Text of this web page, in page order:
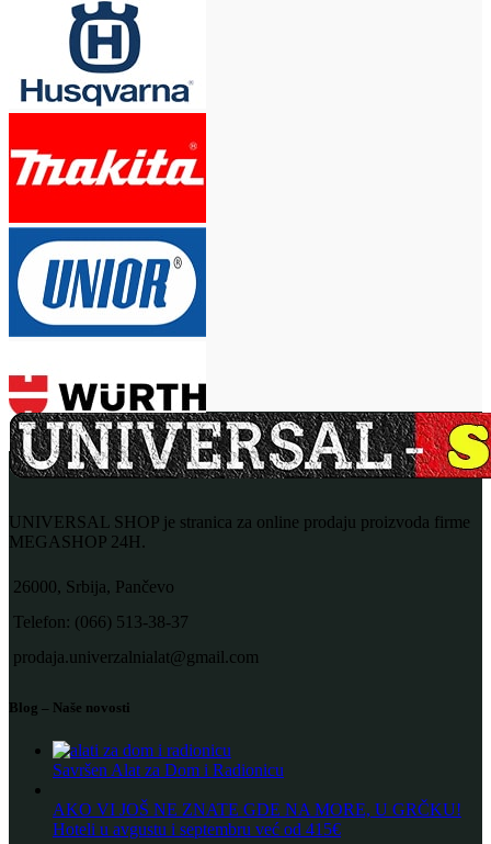
UNIVERSAL SHOP je stranica za online prodaju proizvoda firme
MEGASHOP 24H.
26000, Srbija, Pančevo
Telefon: (066) 513-38-37
prodaja.univerzalnialat@gmail.com
Blog – Naše novosti
Savršen Alat za Dom i Radionicu
AKO VI JOŠ NE ZNATE GDE NA MORE, U GRČKU!
Hoteli u avgustu i septembru već od 415€